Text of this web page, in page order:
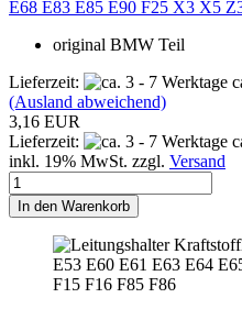
E68 E83 E85 E90 F25 X3 X5
original BMW Teil
Lieferzeit:
(Ausland abweichend)
3,16 EUR
Lieferzeit:
inkl. 19% MwSt. zzgl. Versand
In den Warenkorb